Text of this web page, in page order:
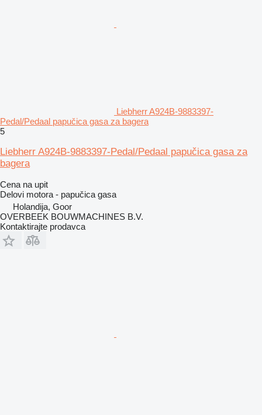
Liebherr A924B-9883397-
Pedal/Pedaal papučica gasa za bagera
5
Liebherr A924B-9883397-Pedal/Pedaal papučica gasa za
bagera
Cena na upit
Delovi motora - papučica gasa
Holandija, Goor
OVERBEEK BOUWMACHINES B.V.
Kontaktirajte prodavca